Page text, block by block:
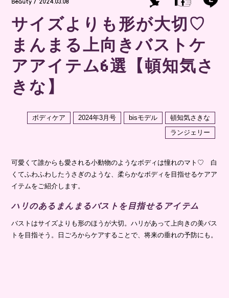
Beauty / 2024.03.08
サイズよりも形が大切♡
まんまる上向きバストケ
アアイテム6選【頓知気さ
きな】
ボディケア 2024年3月号 bisモデル
頓知気さきな
ランジェリー
可愛くて誰からも愛される小動物のようなボディは憧れのマト♡ 白
くてふわふわしたうさぎのような、柔らかなボディを目指せるケアア
イテムをご紹介します。
ハリのあるまんまるバストを目指せるアイテム
バストはサイズよりも形のほうが大切。ハリがあって上向きの美バス
トを目指そう。日ごろからケアすることで、将来の垂れの予防にも。